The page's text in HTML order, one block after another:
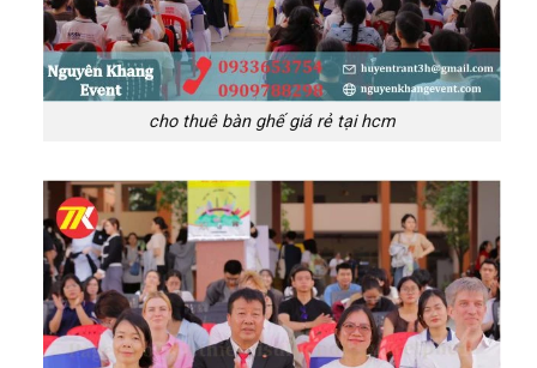
cho thuê bàn ghế giá rẻ tại hcm